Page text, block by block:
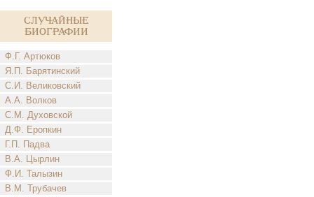
Случайные
биографии
Ф.Г. Артюков
Я.П. Барятинский
С.И. Великовский
А.А. Волков
С.М. Духовской
Д.Ф. Еропкин
Г.П. Падва
В.А. Цырлин
Ф.И. Талызин
В.М. Трубачев